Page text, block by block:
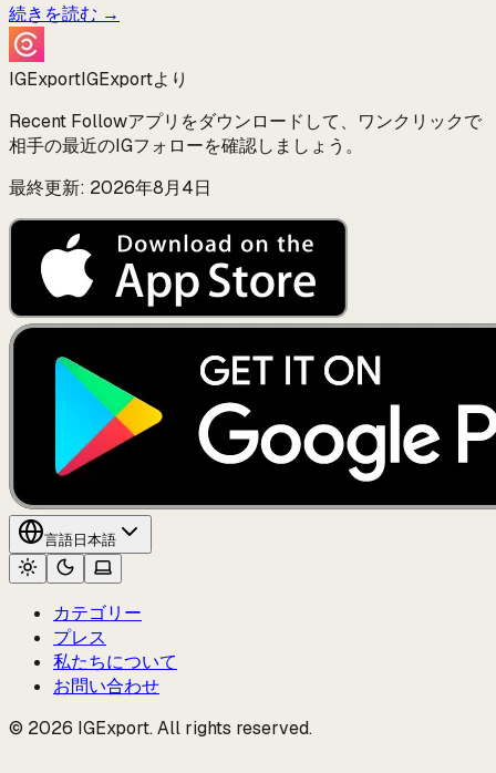
続きを読む →
IGExportIGExportより
Recent Followアプリをダウンロードして、ワンクリックで
相手の最近のIGフォローを確認しましょう。
最終更新: 2026年8月4日
言語日本語
カテゴリー
プレス
私たちについて
お問い合わせ
© 2026 IGExport. All rights reserved.